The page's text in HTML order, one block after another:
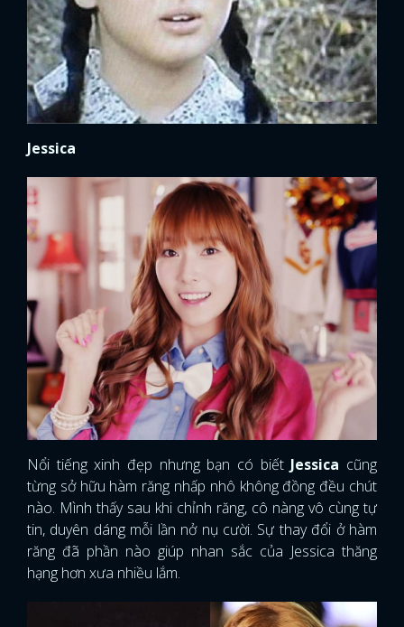
Jessica
Nổi tiếng xinh đẹp nhưng bạn có biết Jessica cũng
từng sở hữu hàm răng nhấp nhô không đồng đều chút
nào. Mình thấy sau khi chỉnh răng, cô nàng vô cùng tự
tin, duyên dáng mỗi lần nở nụ cười. Sự thay đổi ở hàm
răng đã phần nào giúp nhan sắc của Jessica thăng
hạng hơn xưa nhiều lắm.